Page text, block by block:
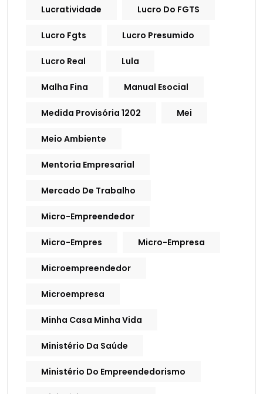
Lucratividade Lucro Do FGTS
Lucro Fgts Lucro Presumido
Lucro Real Lula
Malha Fina Manual Esocial
Medida Provisória 1202 Mei
Meio Ambiente
Mentoria Empresarial
Mercado De Trabalho
Micro-Empreendedor
Micro-Empres Micro-Empresa
Microempreendedor
Microempresa
Minha Casa Minha Vida
Ministério Da Saúde
Ministério Do Empreendedorismo